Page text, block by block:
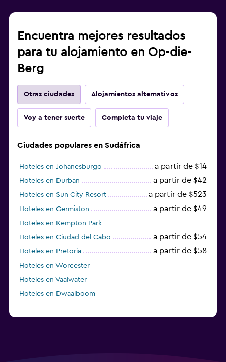
Encuentra mejores resultados
para tu alojamiento en Op-die-
Berg
Otras ciudades Alojamientos alternativos
Voy a tener suerte Completa tu viaje
Ciudades populares en Sudáfrica
Hoteles en Johanesburgo a partir de $14
Hoteles en Durban a partir de $42
Hoteles en Sun City Resort a partir de $523
Hoteles en Germiston a partir de $49
Hoteles en Kempton Park
Hoteles en Ciudad del Cabo
a partir de $54
Hoteles en Pretoria a partir de $58
Hoteles en Worcester
Hoteles en Vaalwater
Hoteles en Dwaalboom